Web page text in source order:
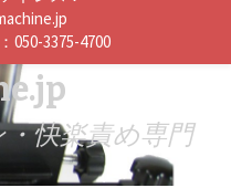
快楽責め専門
3375-4700